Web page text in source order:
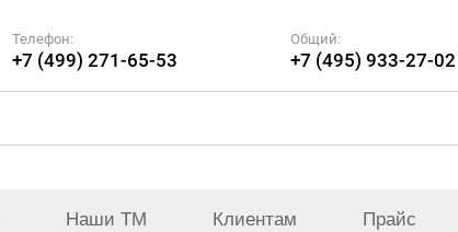
Телефон:
+7 (499) 271-65-53
Общий:
+7 (495) 933-27-02
Наши ТМ Клиентам Прайс